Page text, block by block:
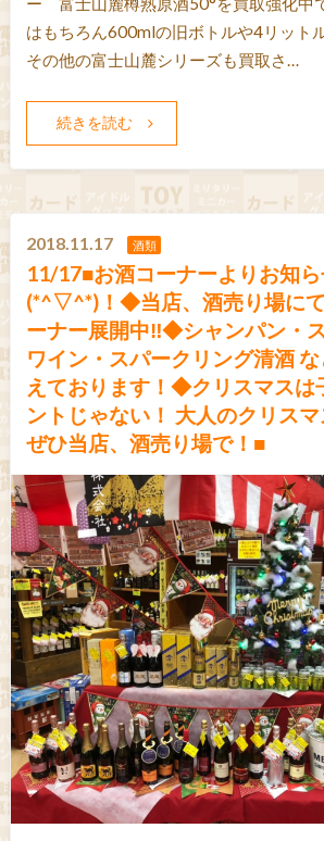
はもちろん600mlの旧ボトルや4リット
その他の富士山麓シリーズも買取さ…
続きを読む
2018.11.17 酒類
11/17■お酒コーナーよりお知
(*^▽^*)！◆当店、酒売り場に
ーナー展開中‼◆シャンパン・
ワイン・スパークリング清酒
えております！◆クリスマスは
ントじゃない！ 大人のクリス
ぜひ当店、酒売り場で！■